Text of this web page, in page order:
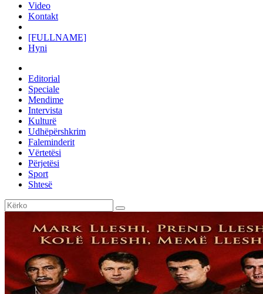
Video
Kontakt
[FULLNAME]
Hyni
Editorial
Speciale
Mendime
Intervista
Kulturë
Udhëpërshkrim
Faleminderit
Vërtetësi
Përjetësi
Sport
Shtesë